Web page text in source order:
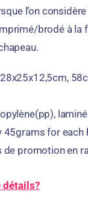
l’on
brodé à la
58
45grams for each
de promotion en
détails?